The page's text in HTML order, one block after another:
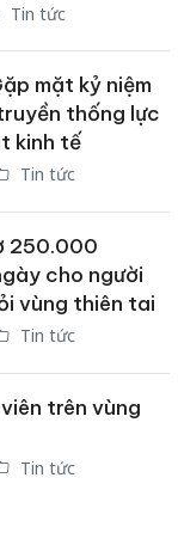
Tin tức
mặt kỷ niệm
thống lực
kinh tế
Tin tức
250.000
cho người
vùng thiên tai
Tin tức
trên vùng
Tin tức